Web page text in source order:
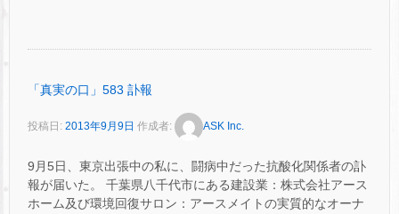
「真実の口」583 訃報
投稿日: 2013年9月9日 作成者: ASK Inc.
9月5日、東京出張中の私に、闘病中だった抗酸化関係者の訃
報が届いた。 千葉県八千代市にある建設業：株式会社アース
ホーム及び環境回復サロン：アースメイトの実質的なオーナ